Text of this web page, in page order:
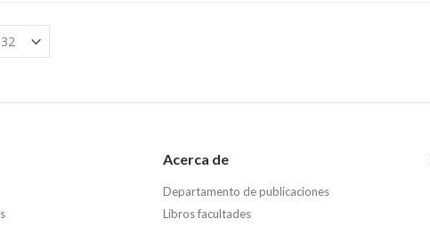
Acerca de
Departamento de publicaciones
Libros facultades